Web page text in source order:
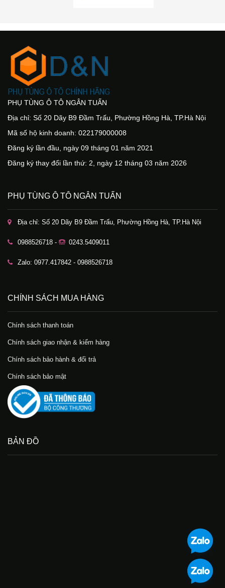
PHỤ TÙNG Ô TÔ NGÂN TUẤN
Địa chỉ: Số 20 Dãy B9 Đầm Trấu, Phường Hồng Hà, TP.Hà Nội
Mã số hộ kinh doanh: 022179000008
Đăng ký lần đầu, ngày 09 tháng 01 năm 2021
Đăng ký thay đổi lần thứ: 2, ngày 12 tháng 03 năm 2026
PHỤ TÙNG Ô TÔ NGÂN TUẤN
Địa chỉ: Số 20 Dãy B9 Đầm Trấu, Phường Hồng Hà, TP.Hà Nội
0988526718 - 0243.5409011
Zalo: 0977.417842 - 0988526718
CHÍNH SÁCH MUA HÀNG
Chính sách thanh toán
Chính sách giao nhận & kiểm hàng
Chính sách bảo hành & đổi trả
Chính sách bảo mật
BẢN ĐỒ